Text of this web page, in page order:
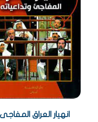
انهيار العراق